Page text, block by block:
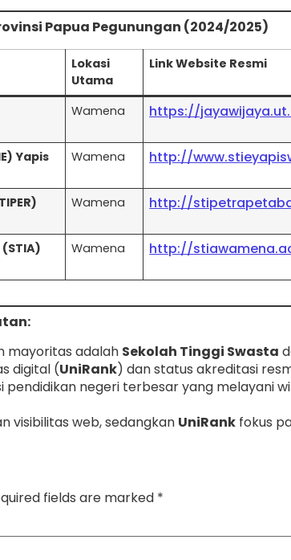
Papua Pegunungan (2024/2025)
Lokasi
Utama
Link Website Resmi
Wamena https://
Yapis
Wamena http://
Wamena http://
Wamena http://
mayoritas adalah Sekolah Tinggi Swasta
digital (UniRank) dan status akreditasi
pendidikan negeri terbesar yang melayani
visibilitas web, sedangkan UniRank fokus
fields are marked *